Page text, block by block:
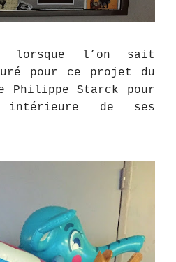
lorsque l’on sait
pour ce projet du
Philippe Starck pour
intérieure de ses